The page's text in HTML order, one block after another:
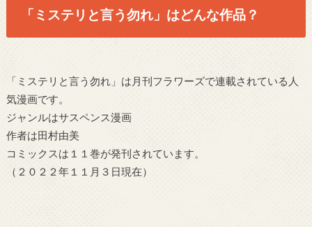
「ミステリと言う勿れ」はどんな作品？
「ミステリと言う勿れ」は月刊フラワーズで連載されている人
気漫画です。
ジャンルはサスペンス漫画
作者は田村由美
コミックスは１１巻が発刊されています。
（２０２２年１１月３日現在）